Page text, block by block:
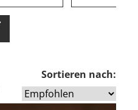
Sortieren nach: